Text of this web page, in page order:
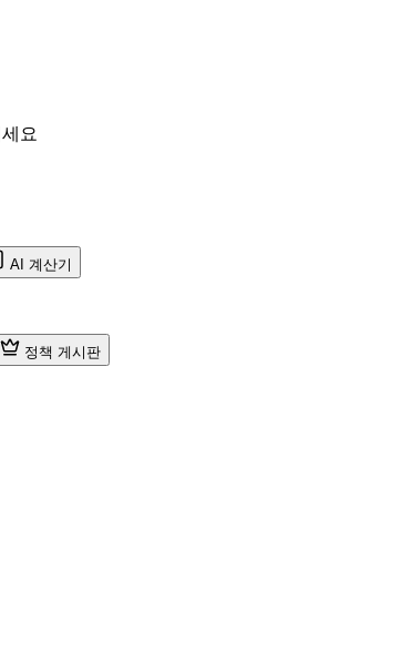
요
AI 계산기
정책 게시판